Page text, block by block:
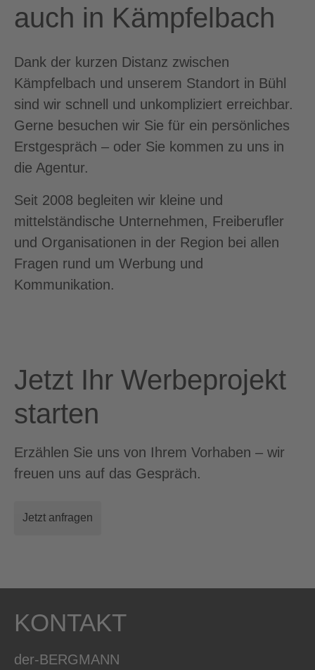
auch in Kämpfelbach
Dank der kurzen Distanz zwischen
Kämpfelbach und unserem Standort in Bühl
sind wir schnell und unkompliziert erreichbar.
Gerne besuchen wir Sie für ein persönliches
Erstgespräch – oder Sie kommen zu uns in
die Agentur.
Seit 2008 begleiten wir kleine und
mittelständische Unternehmen, Freiberufler
und Organisationen in der Region bei allen
Fragen rund um Werbung und
Kommunikation.
Jetzt Ihr Werbeprojekt
starten
Erzählen Sie uns von Ihrem Vorhaben – wir
freuen uns auf das Gespräch.
Jetzt anfragen
KONTAKT
der-BERGMANN